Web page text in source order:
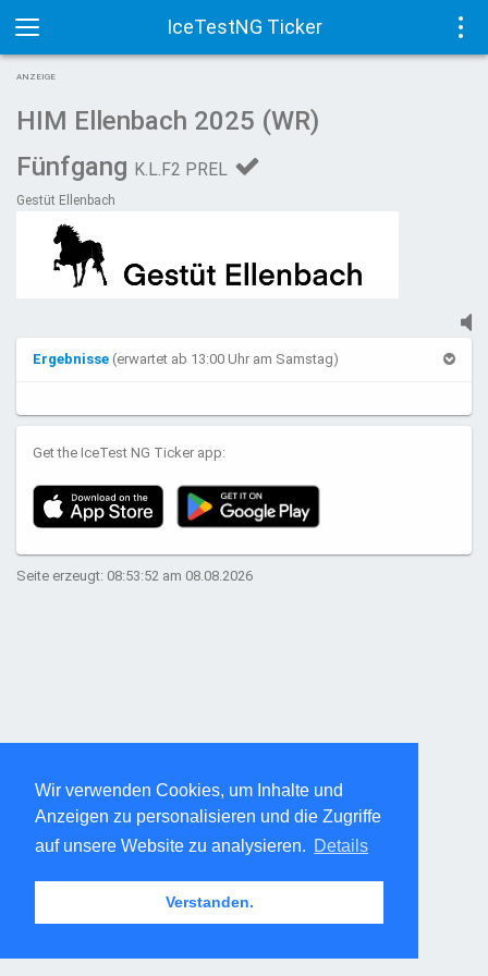
Wir verwenden Cookies, um Inhalte und
Anzeigen zu personalisieren und die Zugriffe
auf unsere Website zu analysieren. Details
Verstanden.
IceTestNG Ticker
Toggle
navigation
ANZEIGE
HIM Ellenbach 2025 (WR)
Fünfgang K.L.F2 PREL
Gestüt Ellenbach
Ergebnisse (erwartet ab 13:00 Uhr am Samstag)
Get the IceTest NG Ticker app:
Seite erzeugt: 08:53:52 am 08.08.2026